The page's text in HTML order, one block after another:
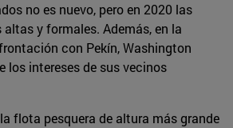
no es nuevo, pero en 2020 las
y formales. Además, en la
con Pekín, Washington
los intereses de sus vecinos
flota pesquera de altura más grande